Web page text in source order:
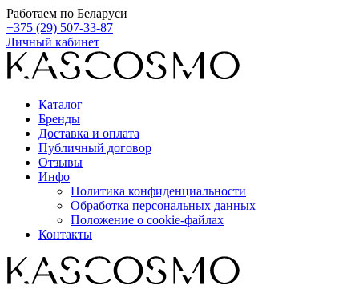
Работаем по Беларуси
+375 (29) 507-33-87
Личный кабинет
Каталог
Бренды
Доставка и оплата
Публичный договор
Отзывы
Инфо
Политика конфиденциальности
Обработка персональных данных
Положение о cookie-файлах
Контакты